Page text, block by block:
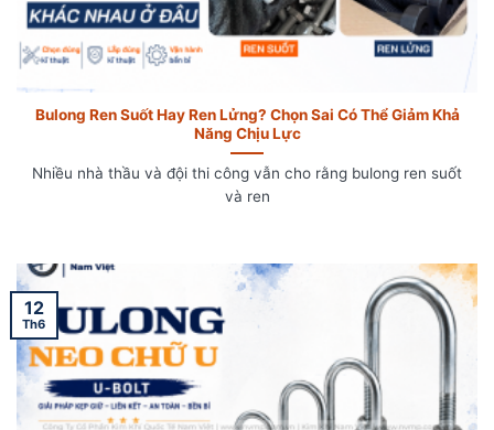
Bulong Ren Suốt Hay Ren Lửng? Chọn Sai Có Thể Giảm Khả
Năng Chịu Lực
Nhiều nhà thầu và đội thi công vẫn cho rằng bulong ren suốt
và ren
12
Th6